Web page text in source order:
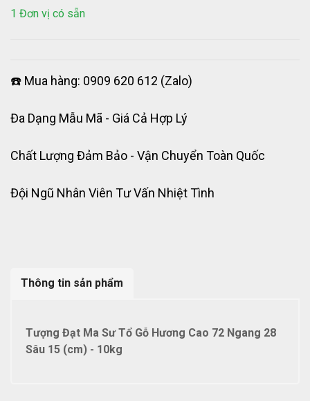
1 Đơn vị có sẵn
☎️ Mua hàng: 0909 620 612 (Zalo)
Đa Dạng Mẫu Mã - Giá Cả Hợp Lý
Chất Lượng Đảm Bảo - Vận Chuyển Toàn Quốc
Đội Ngũ Nhân Viên Tư Vấn Nhiệt Tình
Thông tin sản phẩm
Tượng Đạt Ma Sư Tổ Gỗ Hương Cao 72 Ngang 28
Sâu 15 (cm) - 10kg